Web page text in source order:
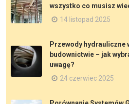
wszystko co musisz
14 listopad 2025
Przewody hydrauliczne
budownictwie – jak
uwagę?
24 czerwiec 2025